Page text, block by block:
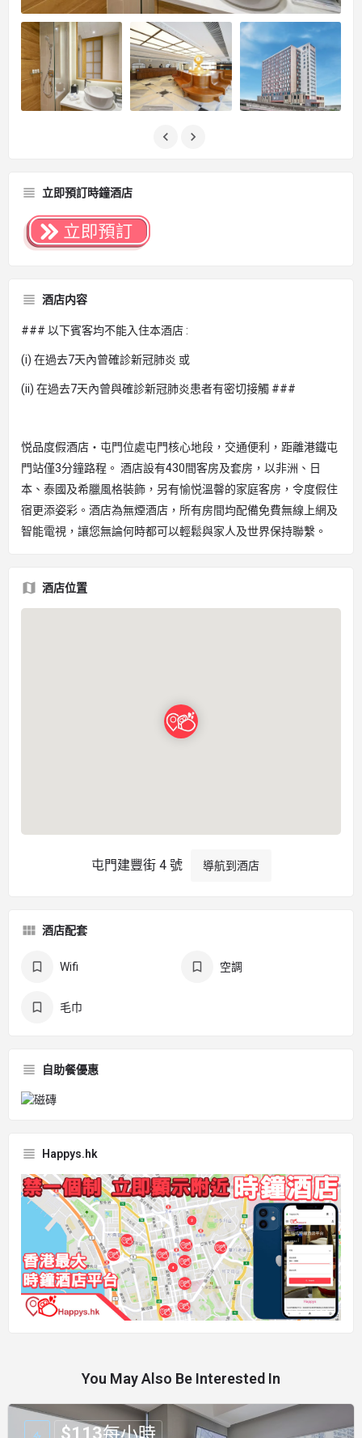
立即預訂時鐘酒店
酒店内容
### 以下賓客均不能入住本酒店 :
(i) 在過去7天內曾確診新冠肺炎 或
(ii) 在過去7天內曾與確診新冠肺炎患者有密切接觸 ###
悦品度假酒店‧屯門位處屯門核心地段，交通便利，距離港鐵屯
門站僅3分鐘路程。 酒店設有430間客房及套房，以非洲、日
本、泰國及希臘風格裝飾，另有愉悦溫韾的家庭客房，令度假住
宿更添姿彩。酒店為無煙酒店，所有房間均配備免費無線上網及
智能電視，讓您無論何時都可以輕鬆與家人及世界保持聯繫。
酒店位置
屯門建豐街 4 號 導航到酒店
酒店配套
Wifi 空調
毛巾
自助餐優惠
Happys.hk
You May Also Be Interested In
$113每小時